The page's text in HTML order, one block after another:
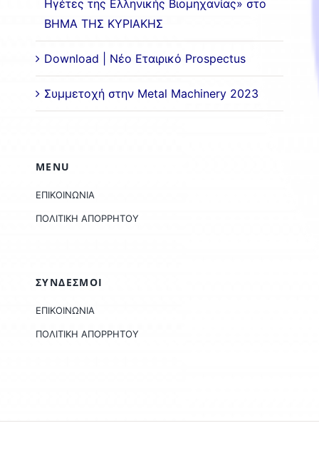
Ηγέτες της Ελληνικής Βιομηχανίας» στο
ΒΗΜΑ ΤΗΣ ΚΥΡΙΑΚΗΣ
Download | Νέο Εταιρικό Prospectus
Συμμετοχή στην Metal Machinery 2023
MENU
ΕΠΙΚΟΙΝΩΝΙΑ
ΠΟΛΙΤΙΚΗ ΑΠΟΡΡΗΤΟΥ
ΣΥΝΔΕΣΜΟΙ
ΕΠΙΚΟΙΝΩΝΙΑ
ΠΟΛΙΤΙΚΗ ΑΠΟΡΡΗΤΟΥ